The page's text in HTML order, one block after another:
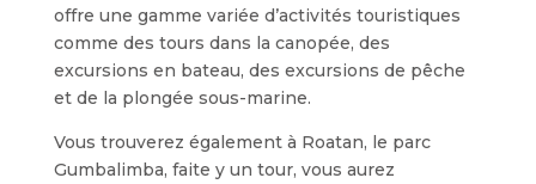
offre une gamme variée d’activités touristiques
comme des tours dans la canopée, des
excursions en bateau, des excursions de pêche
et de la plongée sous-marine.
Vous trouverez également à Roatan, le parc
Gumbalimba, faite y un tour, vous aurez